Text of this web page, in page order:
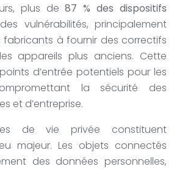
plus de87 % des dispositifs
vulnérabilités, principalement
fabricants à fournir des correctifs
appareils plus anciens. Cette
d’entrée potentiels pour les
la sécurité des
et d’entreprise.
de vie privée constituent
majeur. Les objets connectés
des données personnelles,